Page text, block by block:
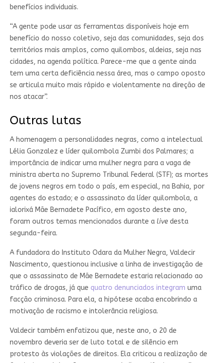
benefícios individuais.
“A gente pode usar as ferramentas disponíveis hoje em
benefício do nosso coletivo, seja das comunidades, seja dos
territórios mais amplos, como quilombos, aldeias, seja nas
cidades, na agenda política. Parece-me que a gente ainda
tem uma certa deficiência nessa área, mas o campo oposto
se articula muito mais rápido e violentamente na direção de
nos atacar”.
Outras lutas
A homenagem a personalidades negras, como a intelectual
Lélia Gonzalez e líder quilombola Zumbi dos Palmares; a
importância de indicar uma mulher negra para a vaga de
ministra aberta no Supremo Tribunal Federal (STF); as mortes
de jovens negros em todo o país, em especial, na Bahia, por
agentes do estado; e o assassinato da líder quilombola, a
ialorixá Mãe Bernadete Pacífico, em agosto deste ano,
foram outros temas mencionados durante a livedesta
segunda-feira.
A fundadora do Instituto Odara da Mulher Negra, Valdecir
Nascimento, questionou inclusive a linha de investigação de
que o assassinato de Mãe Bernadete estaria relacionado ao
tráfico de drogas, já que quatro denunciados integram uma
facção criminosa. Para ela, a hipótese acaba encobrindo a
motivação de racismo e intolerância religiosa.
Valdecir também enfatizou que, neste ano, o 20 de
novembro deveria ser de luto total e de silêncio em
protesto às violações de direitos. Ela criticou a realização de